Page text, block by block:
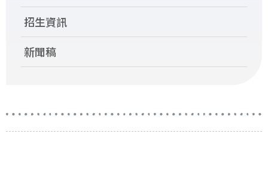
招生資訊
新聞稿